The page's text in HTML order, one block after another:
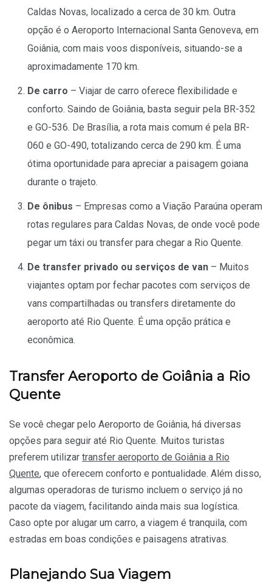
Caldas Novas, localizado a cerca de 30 km. Outra
opção é o Aeroporto Internacional Santa Genoveva, em
Goiânia, com mais voos disponíveis, situando-se a
aproximadamente 170 km.
De carro – Viajar de carro oferece flexibilidade e
conforto. Saindo de Goiânia, basta seguir pela BR-352
e GO-536. De Brasília, a rota mais comum é pela BR-
060 e GO-490, totalizando cerca de 290 km. É uma
ótima oportunidade para apreciar a paisagem goiana
durante o trajeto.
De ônibus – Empresas como a Viação Paraúna operam
rotas regulares para Caldas Novas, de onde você pode
pegar um táxi ou transfer para chegar a Rio Quente.
De transfer privado ou serviços de van – Muitos
viajantes optam por fechar pacotes com serviços de
vans compartilhadas ou transfers diretamente do
aeroporto até Rio Quente. É uma opção prática e
econômica.
Transfer Aeroporto de Goiânia a Rio
Quente
Se você chegar pelo Aeroporto de Goiânia, há diversas
opções para seguir até Rio Quente. Muitos turistas
preferem utilizar transfer aeroporto de Goiânia a Rio
Quente, que oferecem conforto e pontualidade. Além disso,
algumas operadoras de turismo incluem o serviço já no
pacote da viagem, facilitando ainda mais sua logística.
Caso opte por alugar um carro, a viagem é tranquila, com
estradas em boas condições e paisagens atrativas.
Planejando Sua Viagem